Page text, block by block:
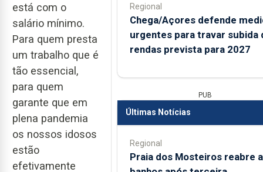
está com o
salário mínimo.
Para quem presta
um trabalho que é
tão essencial,
para quem
garante que em
plena pandemia
os nossos idosos
estão
efetivamente
Regional
Chega/Açores defende
urgentes para travar subida
rendas prevista para 2027
PUB
Últimas Notícias
Regional
Praia dos Mosteiros reabre a